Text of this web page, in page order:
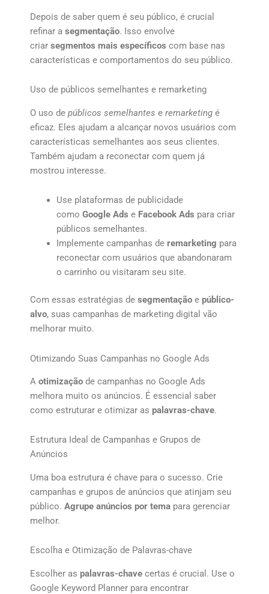
Depois de saber quem é seu público, é crucial
refinar a segmentação. Isso envolve
criar segmentos mais específicos com base nas
características e comportamentos do seu público.
Uso de públicos semelhantes e remarketing
O uso de públicos semelhantes e remarketing é
eficaz. Eles ajudam a alcançar novos usuários com
características semelhantes aos seus clientes.
Também ajudam a reconectar com quem já
mostrou interesse.
Use plataformas de publicidade
como Google Ads e Facebook Ads para criar
públicos semelhantes.
Implemente campanhas de remarketing para
reconectar com usuários que abandonaram
o carrinho ou visitaram seu site.
Com essas estratégias de segmentação e público-
alvo, suas campanhas de marketing digital vão
melhorar muito.
Otimizando Suas Campanhas no Google Ads
A otimização de campanhas no Google Ads
melhora muito os anúncios. É essencial saber
como estruturar e otimizar as palavras-chave.
Estrutura Ideal de Campanhas e Grupos de
Anúncios
Uma boa estrutura é chave para o sucesso. Crie
campanhas e grupos de anúncios que atinjam seu
público. Agrupe anúncios por tema para gerenciar
melhor.
Escolha e Otimização de Palavras-chave
Escolher as palavras-chave certas é crucial. Use o
Google Keyword Planner para encontrar